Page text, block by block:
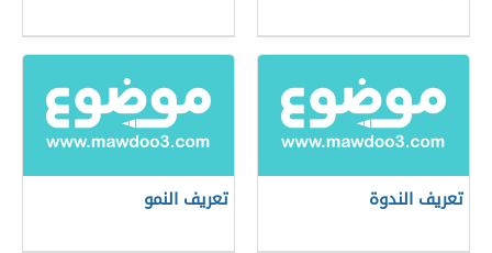
تعريف الندوة تعريف النمو